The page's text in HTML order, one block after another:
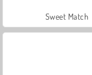
Sweet Match